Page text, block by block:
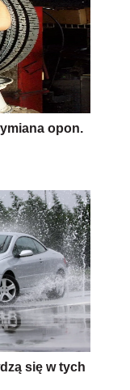
opon.
się w tych